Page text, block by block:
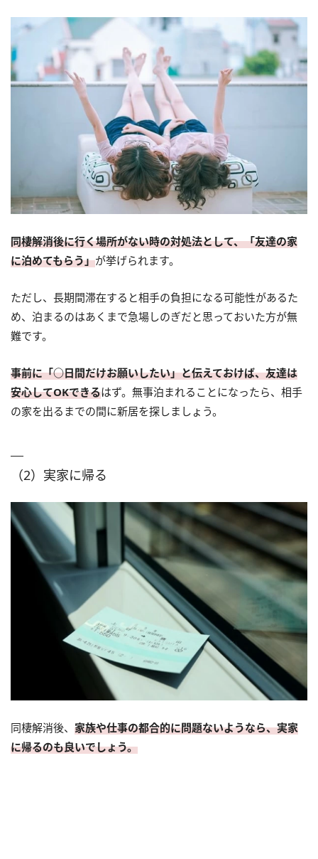
同棲解消後に行く場所がない時の対処法として、「友達の家
に泊めてもらう」が挙げられます。
ただし、長期間滞在すると相手の負担になる可能性があるた
め、泊まるのはあくまで急場しのぎだと思っておいた方が無
難です。
事前に「○日間だけお願いしたい」と伝えておけば、友達は
安心してOKできるはず。無事泊まれることになったら、相手
の家を出るまでの間に新居を探しましょう。
（2）実家に帰る
同棲解消後、 家族や仕事の都合的に問題ないようなら、実家
に帰るのも良いでしょう。